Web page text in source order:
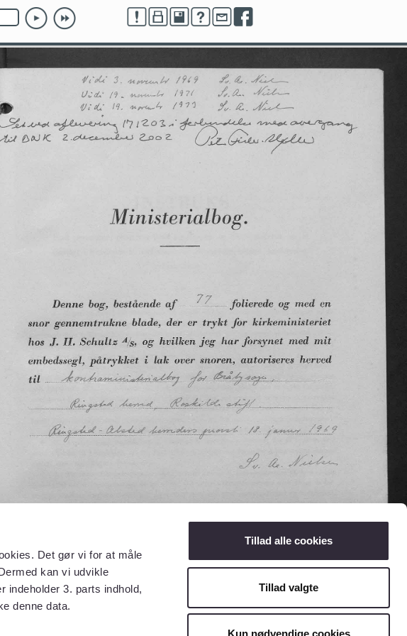
Det gør vi for at måle
kan vi udvikle
indeholder 3. parts indhold,
denne data.
Tillad alle cookies
Tillad valgte
Kun nødvendige cookies